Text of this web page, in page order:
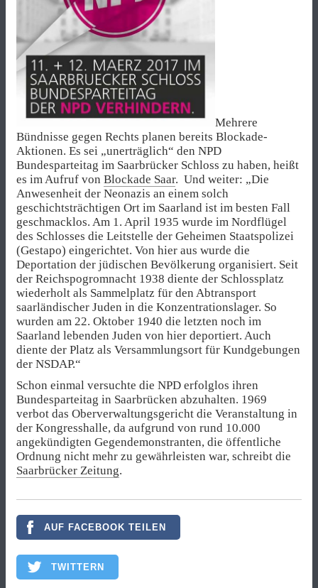
Mehrere
Bündnisse gegen Rechts planen bereits Blockade-
Aktionen. Es sei „unerträglich“ den NPD
Bundesparteitag im Saarbrücker Schloss zu haben, heißt
es im Aufruf von Blockade Saar. Und weiter: „Die
Anwesenheit der Neonazis an einem solch
geschichtsträchtigen Ort im Saarland ist im besten Fall
geschmacklos. Am 1. April 1935 wurde im Nordflügel
des Schlosses die Leitstelle der Geheimen Staatspolizei
(Gestapo) eingerichtet. Von hier aus wurde die
Deportation der jüdischen Bevölkerung organisiert. Seit
der Reichspogromnacht 1938 diente der Schlossplatz
wiederholt als Sammelplatz für den Abtransport
saarländischer Juden in die Konzentrationslager. So
wurden am 22. Oktober 1940 die letzten noch im
Saarland lebenden Juden von hier deportiert. Auch
diente der Platz als Versammlungsort für Kundgebungen
der NSDAP.“
Schon einmal versuchte die NPD erfolglos ihren
Bundesparteitag in Saarbrücken abzuhalten. 1969
verbot das Oberverwaltungsgericht die Veranstaltung in
der Kongresshalle, da aufgrund von rund 10.000
angekündigten Gegendemonstranten, die öffentliche
Ordnung nicht mehr zu gewährleisten war, schreibt die
Saarbrücker Zeitung.
AUF FACEBOOK TEILEN
TWITTERN